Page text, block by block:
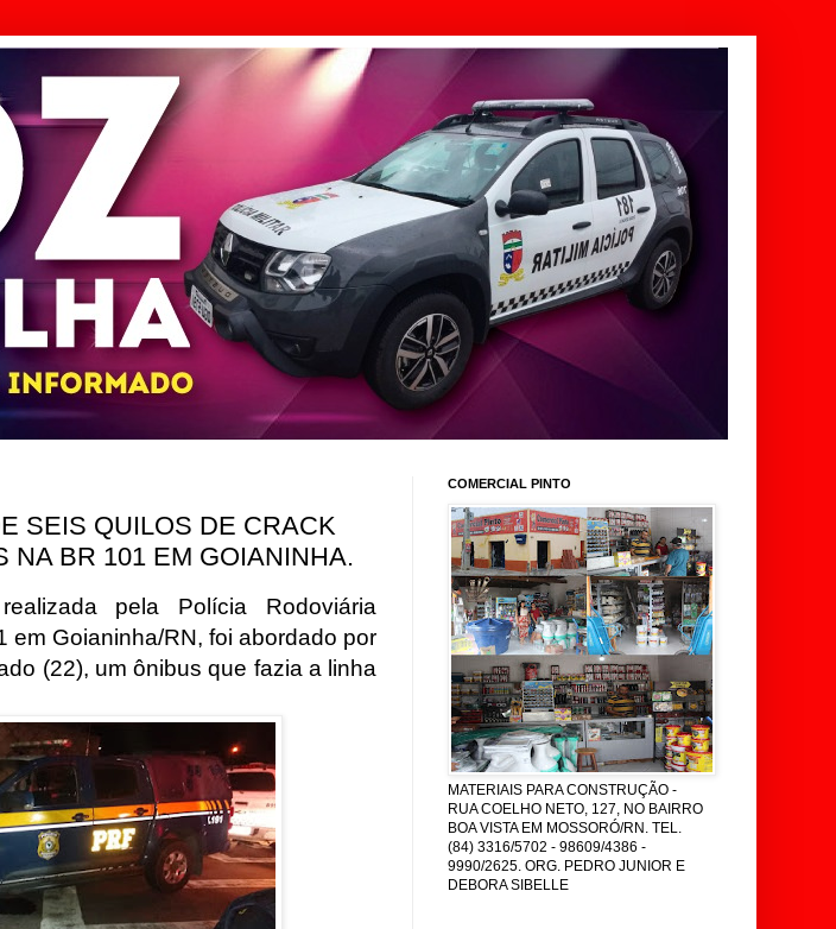
SEIS QUILOS DE CRACK
NA BR 101 EM GOIANINHA.
pela Polícia Rodoviária
em Goianinha/RN, foi abordado por
(22), um ônibus que fazia a linha
COMERCIAL PINTO
MATERIAIS PARA CONSTRUÇÃO -
RUA COELHO NETO, 127, NO BAIRRO
BOA VISTA EM MOSSORÓ/RN. TEL.
(84) 3316/5702 - 98609/4386 -
9990/2625. ORG. PEDRO JUNIOR E
DEBORA SIBELLE